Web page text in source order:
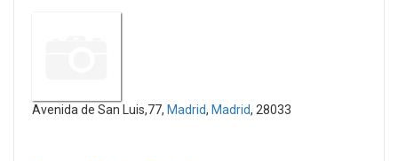
Avenida de San Luis,77, Madrid, Madrid, 28033